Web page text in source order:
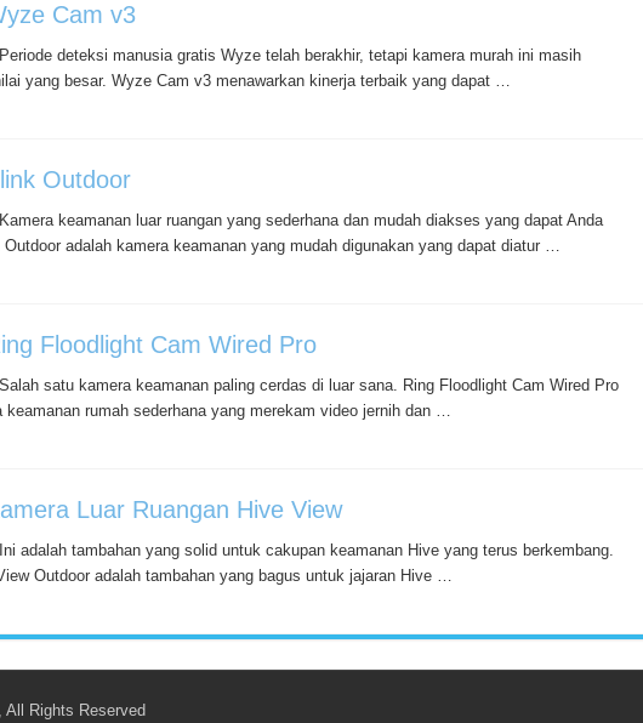
Cam v3
deteksi manusia gratis Wyze telah berakhir, tetapi kamera murah ini masih
yang besar. Wyze Cam v3 menawarkan kinerja terbaik yang dapat …
Outdoor
keamanan luar ruangan yang sederhana dan mudah diakses yang dapat Anda
adalah kamera keamanan yang mudah digunakan yang dapat diatur …
Floodlight Cam Wired Pro
satu kamera keamanan paling cerdas di luar sana. Ring Floodlight Cam Wired Pro
keamanan rumah sederhana yang merekam video jernih dan …
Luar Ruangan Hive View
adalah tambahan yang solid untuk cakupan keamanan Hive yang terus berkembang.
Outdoor adalah tambahan yang bagus untuk jajaran Hive …
Rights Reserved